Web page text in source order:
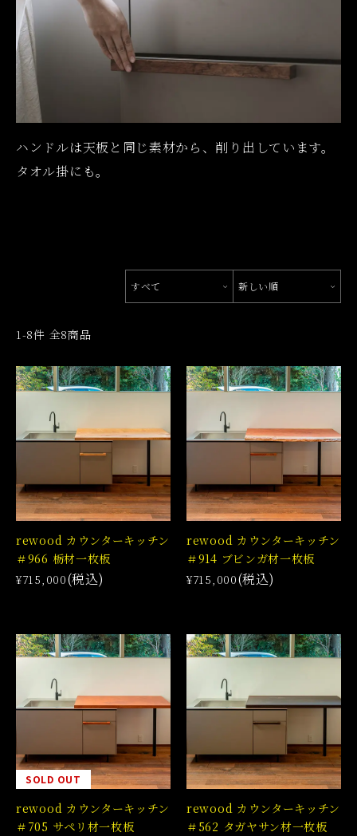
ハンドルは天板と同じ素材から、削り出しています。
タオル掛にも。
すべて 新しい順
1-8件 全8商品
rewood カウンターキッチン
＃966 栃材一枚板
¥715,000(税込)
rewood カウンターキッチン
＃914 ブビンガ材一枚板
¥715,000(税込)
SOLD OUT
rewood カウンターキッチン
＃705 サペリ材一枚板
rewood カウンターキッチン
＃562 タガヤサン材一枚板